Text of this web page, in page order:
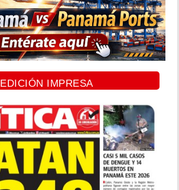
EDICIÓN IMPRESA